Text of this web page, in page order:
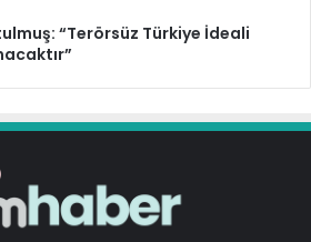
“Terörsüz Türkiye İdeali